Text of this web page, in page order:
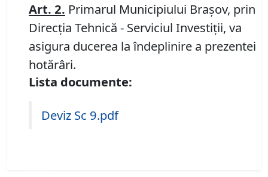
Art. 2. Primarul Municipiului Braşov, prin
Direcţia Tehnică - Serviciul Investiții, va
asigura ducerea la îndeplinire a prezentei
hotărâri.
Lista documente:
Deviz Sc 9.pdf